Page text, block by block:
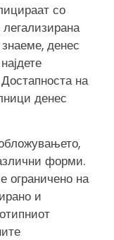
со
денес
на
денес
форми.
ограничено на
и